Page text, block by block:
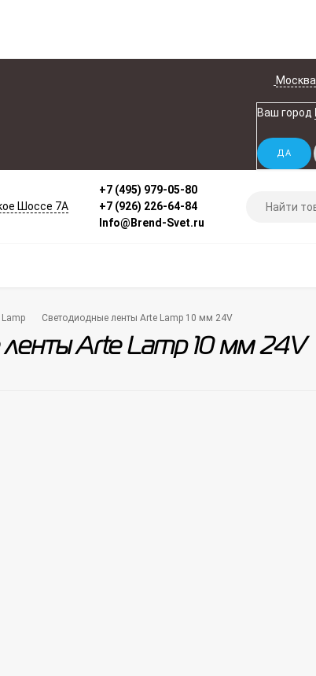
Москва
Ваш город
Шоссе 7А
+7 (495) 979-05-80
+7 (926) 226-64-84
Info@Brend-Svet.ru
Светодиодные ленты Arte Lamp 10 мм 24V
Arte Lamp 10 мм 24V